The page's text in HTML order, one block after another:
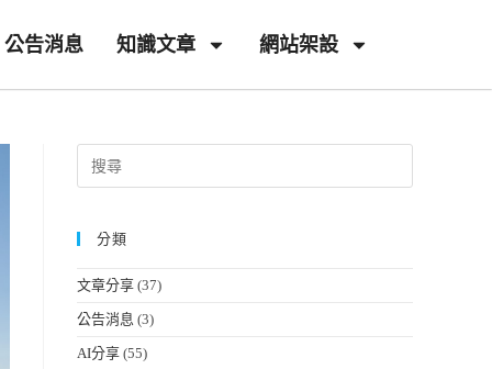
公告消息 知識文章 網站架設
分類
文章分享 (37)
公告消息 (3)
AI分享 (55)